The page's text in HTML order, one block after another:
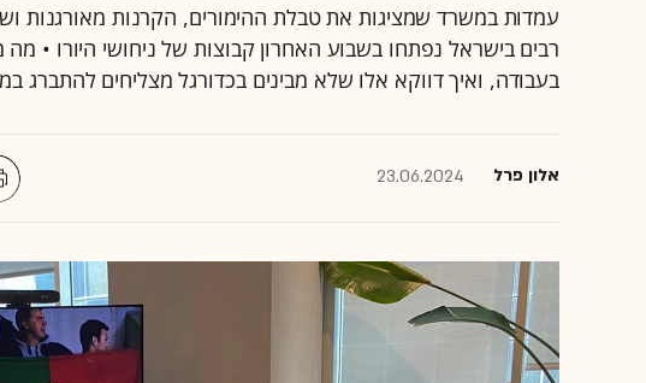
עמדות במשרד שמציגות את טבלת ההימורים, הקרנות מאורגנות
רבים בישראל נפתחו בשבוע האחרון קבוצות של ניחושי היורו
בעבודה, ואיך דווקא אלו שלא מבינים בכדורגל מצליחים להתברג
אלון פרל 23.06.2024